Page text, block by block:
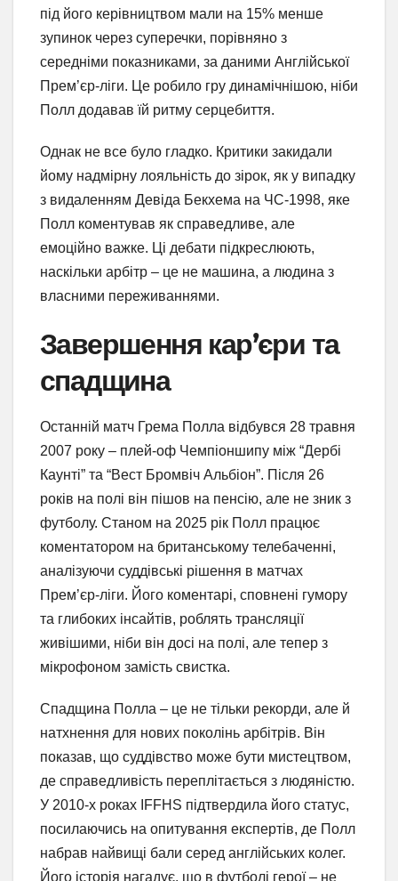
під його керівництвом мали на 15% менше
зупинок через суперечки, порівняно з
середніми показниками, за даними Англійської
Прем’єр-ліги. Це робило гру динамічнішою, ніби
Полл додавав їй ритму серцебиття.
Однак не все було гладко. Критики закидали
йому надмірну лояльність до зірок, як у випадку
з видаленням Девіда Бекхема на ЧС-1998, яке
Полл коментував як справедливе, але
емоційно важке. Ці дебати підкреслюють,
наскільки арбітр – це не машина, а людина з
власними переживаннями.
Завершення кар’єри та
спадщина
Останній матч Грема Полла відбувся 28 травня
2007 року – плей-оф Чемпіоншипу між “Дербі
Каунті” та “Вест Бромвіч Альбіон”. Після 26
років на полі він пішов на пенсію, але не зник з
футболу. Станом на 2025 рік Полл працює
коментатором на британському телебаченні,
аналізуючи суддівські рішення в матчах
Прем’єр-ліги. Його коментарі, сповнені гумору
та глибоких інсайтів, роблять трансляції
живішими, ніби він досі на полі, але тепер з
мікрофоном замість свистка.
Спадщина Полла – це не тільки рекорди, але й
натхнення для нових поколінь арбітрів. Він
показав, що суддівство може бути мистецтвом,
де справедливість переплітається з людяністю.
У 2010-х роках IFFHS підтвердила його статус,
посилаючись на опитування експертів, де Полл
набрав найвищі бали серед англійських колег.
Його історія нагадує, що в футболі герої – не